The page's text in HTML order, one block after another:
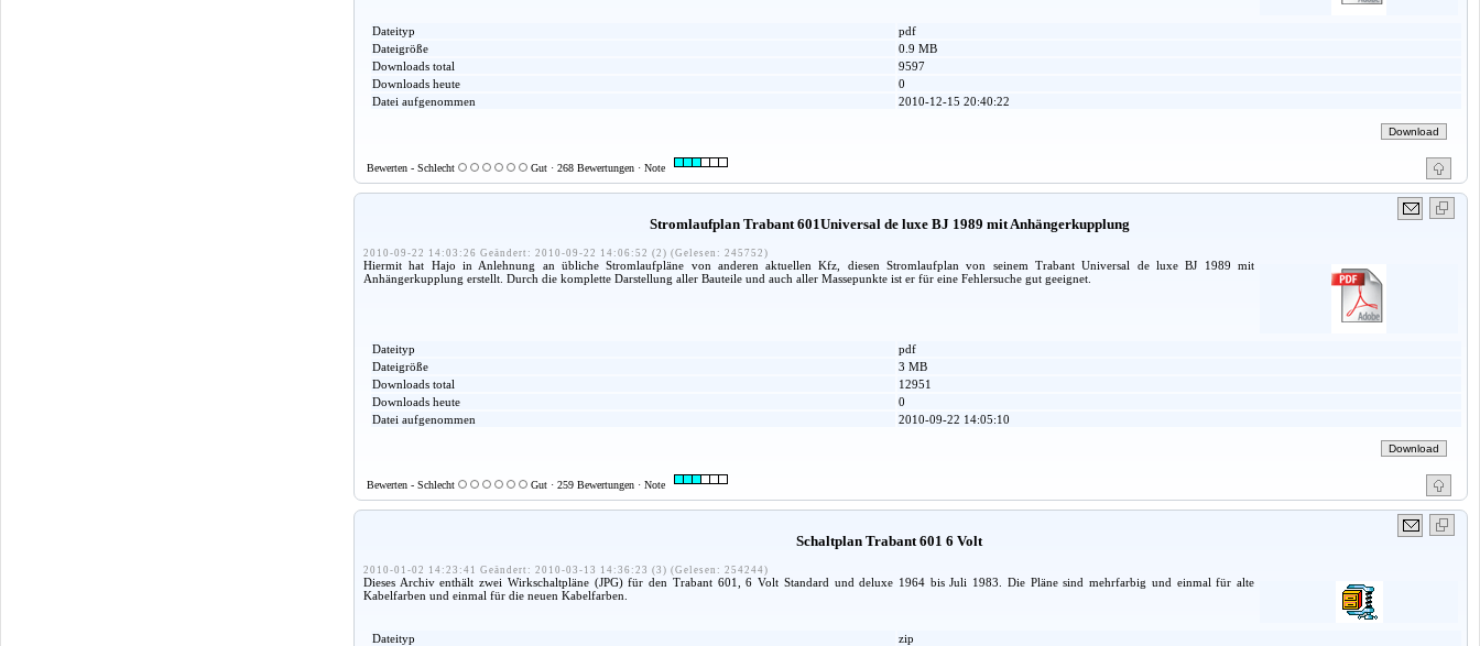
Dateityp
pdf
Dateigröße
0.9 MB
Downloads total
9597
Downloads heute
0
Datei aufgenommen
2010-12-15 20:40:22
Bewerten - Schlecht Gut · 268 Bewertungen · Note
Stromlaufplan Trabant 601Universal de luxe BJ 1989 mit Anhängerkupplung
2010-09-22 14:03:26 Geändert: 2010-09-22 14:06:52 (2) (Gelesen: 245752)
Hiermit hat Hajo in Anlehnung an übliche Stromlaufpläne von anderen aktuellen Kfz, diesen Stromlaufplan von seinem Trabant Universal de luxe BJ 1989 mit
Anhängerkupplung erstellt. Durch die komplette Darstellung aller Bauteile und auch aller Massepunkte ist er für eine Fehlersuche gut geeignet.
Dateityp
pdf
Dateigröße
3 MB
Downloads total
12951
Downloads heute
0
Datei aufgenommen
2010-09-22 14:05:10
Bewerten - Schlecht Gut · 259 Bewertungen · Note
Schaltplan Trabant 601 6 Volt
2010-01-02 14:23:41 Geändert: 2010-03-13 14:36:23 (3) (Gelesen: 254244)
Dieses Archiv enthält zwei Wirkschaltpläne (JPG) für den Trabant 601, 6 Volt Standard und deluxe 1964 bis Juli 1983. Die Pläne sind mehrfarbig und einmal für alte
Kabelfarben und einmal für die neuen Kabelfarben.
Dateityp
zip